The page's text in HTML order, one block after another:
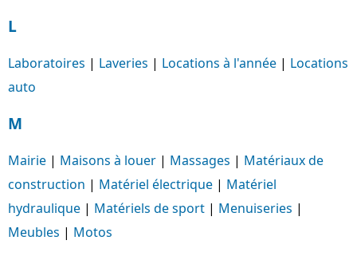
L
Laboratoires | Laveries | Locations à l'année | Locations
auto
M
Mairie | Maisons à louer | Massages | Matériaux de
construction | Matériel électrique | Matériel
hydraulique | Matériels de sport | Menuiseries |
Meubles | Motos